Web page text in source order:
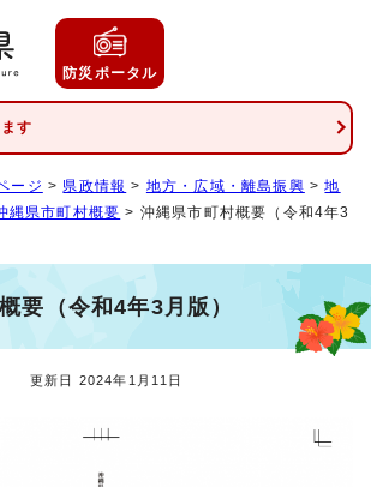
防災ポータル
す
ージ > 県政情報 > 地方・広域・離島振興 >地
縄県市町村概要 > 沖縄県市町村概要（令和4年3
要（令和4年3月版）
更新日 2024年1月11日